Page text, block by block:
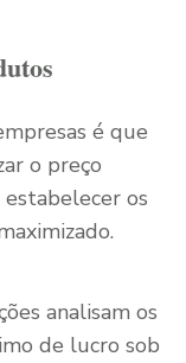
é que
o preço
os
analisam os
de lucro sob